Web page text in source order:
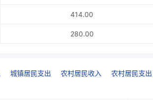
414.00
280.00
城镇居民支出 农村居民收入
农村居民支出